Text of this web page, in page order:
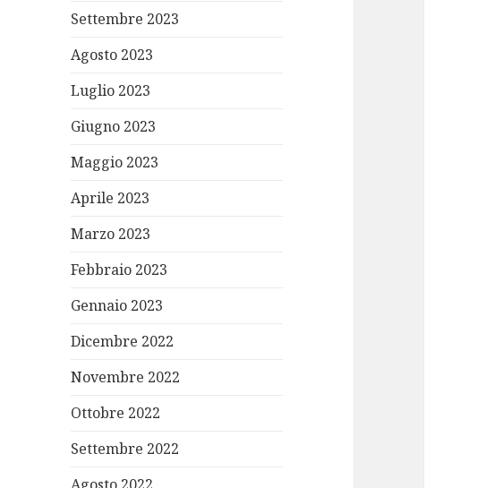
Settembre 2023
Agosto 2023
Luglio 2023
Giugno 2023
Maggio 2023
Aprile 2023
Marzo 2023
Febbraio 2023
Gennaio 2023
Dicembre 2022
Novembre 2022
Ottobre 2022
Settembre 2022